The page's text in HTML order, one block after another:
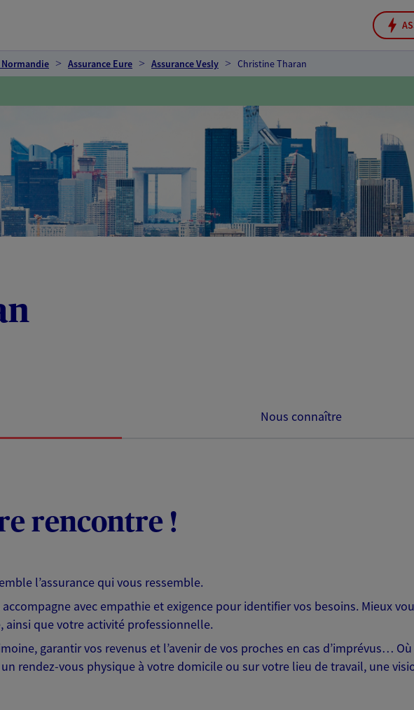
Normandie Assurance Eure Assurance Vesly Christine Tharan
Nous connaître
rencontre !
l’assurance qui vous ressemble.
avec empathie et exigence pour identifier vos besoins. Mieux
ainsi que votre activité professionnelle.
garantir vos revenus et l’avenir de vos proches en cas d’imprévus…
rendez-vous physique à votre domicile ou sur votre lieu de travail, une